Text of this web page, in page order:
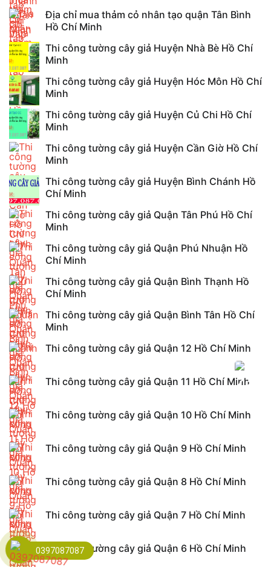
Địa chỉ mua thảm cỏ nhân tạo quận Tân Bình
Hồ Chí Minh
Thi công tường cây giả Huyện Nhà Bè Hồ Chí
Minh
Thi công tường cây giả Huyện Hóc Môn Hồ Chí
Minh
Thi công tường cây giả Huyện Củ Chi Hồ Chí
Minh
Thi công tường cây giả Huyện Cần Giờ Hồ Chí
Minh
Thi công tường cây giả Huyện Bình Chánh Hồ
Chí Minh
Thi công tường cây giả Quận Tân Phú Hồ Chí
Minh
Thi công tường cây giả Quận Phú Nhuận Hồ
Chí Minh
Thi công tường cây giả Quận Bình Thạnh Hồ
Chí Minh
Thi công tường cây giả Quận Bình Tân Hồ Chí
Minh
Thi công tường cây giả Quận 12 Hồ Chí Minh
Thi công tường cây giả Quận 11 Hồ Chí Minh
Thi công tường cây giả Quận 10 Hồ Chí Minh
Thi công tường cây giả Quận 9 Hồ Chí Minh
Thi công tường cây giả Quận 8 Hồ Chí Minh
Thi công tường cây giả Quận 7 Hồ Chí Minh
Thi công tường cây giả Quận 6 Hồ Chí Minh
0397087087